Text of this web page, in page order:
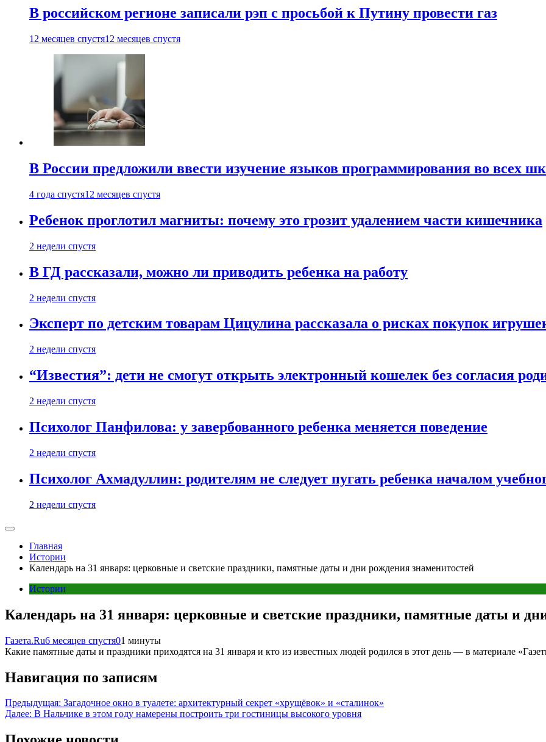
В российском регионе записали рэп с просьбой к Путину провести газ
12 месяцев спустя12 месяцев спустя
В России предложили ввести изучение языков программирования во всех
4 года спустя12 месяцев спустя
Ребенок проглотил магниты: почему это грозит удалением части кишечника
2 недели спустя
В ГД рассказали, можно ли приводить ребенка на работу
2 недели спустя
Эксперт по детским товарам Цицулина рассказала о рисках покупок
2 недели спустя
“Известия”: дети не смогут открыть электронный кошелек без согласия
2 недели спустя
Психолог Панфилова: у завербованного ребенка меняется поведение
2 недели спустя
Психолог Ахмадуллин: родителям не следует пугать ребенка началом
2 недели спустя
Главная
Истории
Календарь на 31 января: церковные и светские праздники, памятные даты и дни рождения знаменитостей
Истории
Календарь на 31 января: церковные и светские праздники, памятные даты и
Газета.Ru6 месяцев спустя01 минуты
Какие памятные даты и праздники приходятся на 31 января и кто из известных людей родился в этот день — в материале
Навигация по записям
Предыдущая: Загадочное окно в туалете: архитектурный секрет «хрущёвок» и «сталинок»
Далее: В Нальчике в этом году намерены построить три гостиницы высокого уровня